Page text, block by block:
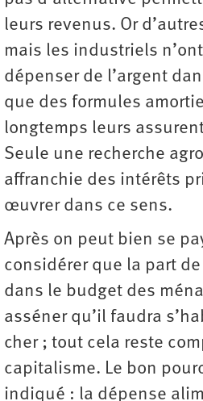
leurs revenus. Or
mais les industriels
dépenser de l’argent
que des formules
longtemps leurs
Seule une recherche
affranchie des intérêts
œuvrer dans ce sens.
Après on peut bien se
considérer que la part
dans le budget des
asséner qu’il faudra
cher ; tout cela reste
capitalisme. Le bon
indiqué : la dépense